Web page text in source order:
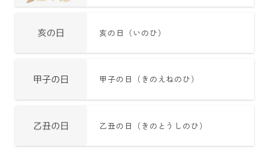
亥の日（いのひ）
甲子の日（きのえねのひ）
乙丑の日（きのとうしのひ）